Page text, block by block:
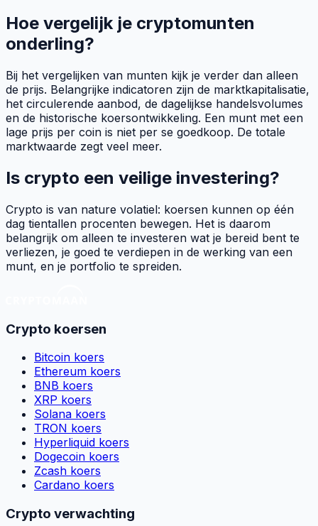
Hoe vergelijk je cryptomunten
onderling?
Bij het vergelijken van munten kijk je verder dan alleen
de prijs. Belangrijke indicatoren zijn de marktkapitalisatie,
het circulerende aanbod, de dagelijkse handelsvolumes
en de historische koersontwikkeling. Een munt met een
lage prijs per coin is niet per se goedkoop. De totale
marktwaarde zegt veel meer.
Is crypto een veilige investering?
Crypto is van nature volatiel: koersen kunnen op één
dag tientallen procenten bewegen. Het is daarom
belangrijk om alleen te investeren wat je bereid bent te
verliezen, je goed te verdiepen in de werking van een
munt, en je portfolio te spreiden.
Crypto koersen
Bitcoin koers
Ethereum koers
BNB koers
XRP koers
Solana koers
TRON koers
Hyperliquid koers
Dogecoin koers
Zcash koers
Cardano koers
Crypto verwachting